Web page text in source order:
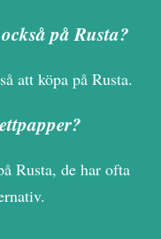
på Rusta?
att köpa på Rusta.
Rusta, de har ofta